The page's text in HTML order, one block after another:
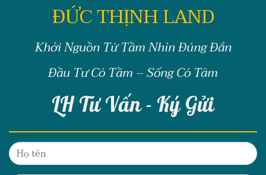
ĐỨC THỊNH LAND
Khởi Nguồn Từ Tầm Nhìn Đúng Đắn
Đầu Tư Có Tầm – Sống Có Tâm
LH Tư Vấn - Ký Gửi